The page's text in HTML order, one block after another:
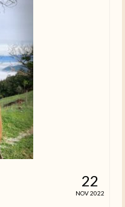
22
NOV 2022